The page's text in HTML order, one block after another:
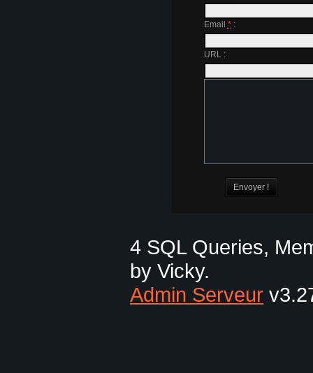
Email *:
URL :
4 SQL Queries,
by Vicky.
Admin Serveur